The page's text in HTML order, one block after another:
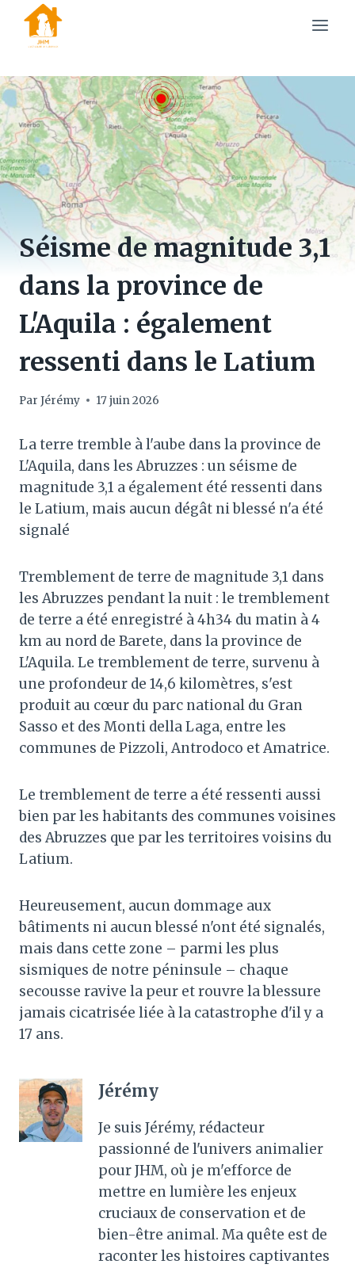
content
Séisme de magnitude 3,1
dans la province de
L'Aquila : également
ressenti dans le Latium
Par Jérémy 17 juin 2026
La terre tremble à l'aube dans la province de
L'Aquila, dans les Abruzzes : un séisme de
magnitude 3,1 a également été ressenti dans
le Latium, mais aucun dégât ni blessé n'a été
signalé
Tremblement de terre de magnitude 3,1 dans
les Abruzzes pendant la nuit : le tremblement
de terre a été enregistré à 4h34 du matin à 4
km au nord de Barete, dans la province de
L'Aquila. Le tremblement de terre, survenu à
une profondeur de 14,6 kilomètres, s'est
produit au cœur du parc national du Gran
Sasso et des Monti della Laga, entre les
communes de Pizzoli, Antrodoco et Amatrice.
Le tremblement de terre a été ressenti aussi
bien par les habitants des communes voisines
des Abruzzes que par les territoires voisins du
Latium.
Heureusement, aucun dommage aux
bâtiments ni aucun blessé n'ont été signalés,
mais dans cette zone – parmi les plus
sismiques de notre péninsule – chaque
secousse ravive la peur et rouvre la blessure
jamais cicatrisée liée à la catastrophe d'il y a
17 ans.
Jérémy
Je suis Jérémy, rédacteur
passionné de l'univers animalier
pour JHM, où je m'efforce de
mettre en lumière les enjeux
cruciaux de conservation et de
bien-être animal. Ma quête est de
raconter les histoires captivantes